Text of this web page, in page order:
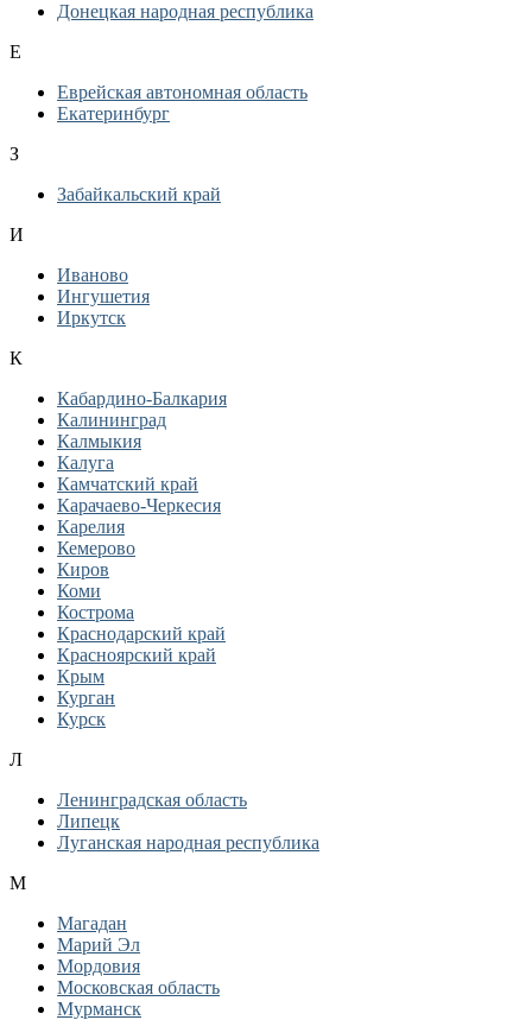
Донецкая народная республика
Е
Еврейская автономная область
Екатеринбург
З
Забайкальский край
И
Иваново
Ингушетия
Иркутск
К
Кабардино-Балкария
Калининград
Калмыкия
Калуга
Камчатский край
Карачаево-Черкесия
Карелия
Кемерово
Киров
Коми
Кострома
Краснодарский край
Красноярский край
Крым
Курган
Курск
Л
Ленинградская область
Липецк
Луганская народная республика
М
Магадан
Марий Эл
Мордовия
Московская область
Мурманск